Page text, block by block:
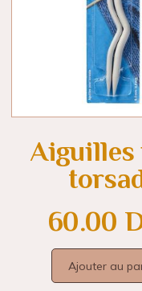
Aiguilles
60.00
Ajouter au